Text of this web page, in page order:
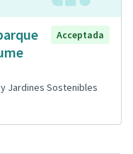
Acceptada
Jardines Sostenibles